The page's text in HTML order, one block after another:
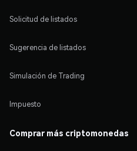
Solicitud de listados
Sugerencia de listados
Simulación de Trading
Impuesto
Comprar más criptomonedas